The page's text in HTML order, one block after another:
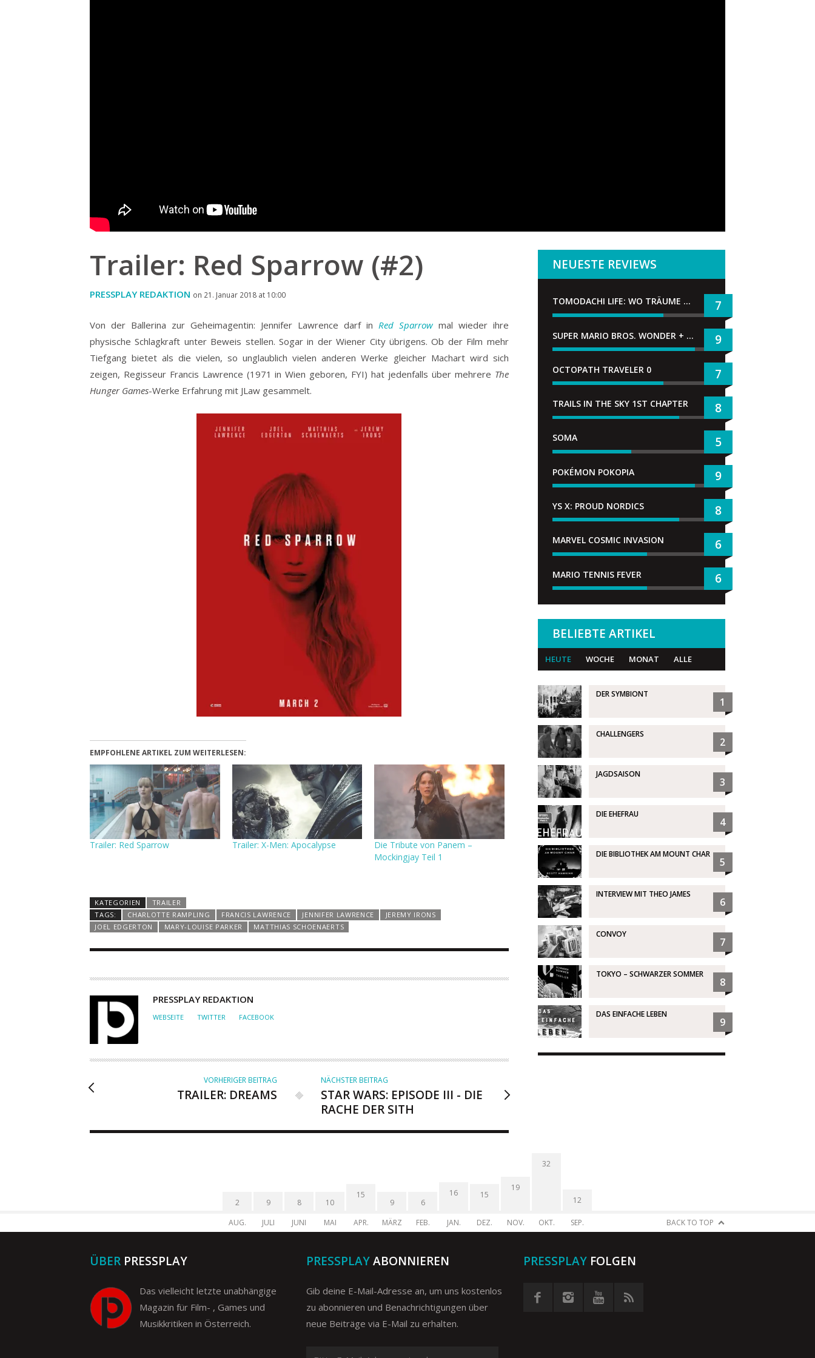
Trailer: Red Sparrow (#2)
PRESSPLAY REDAKTION on 21. Januar 2018 at 10:00
Von der Ballerina zur Geheimagentin: Jennifer Lawrence darf in Red Sparrowmal wieder ihre
physische Schlagkraft unter Beweis stellen. Sogar in der Wiener City übrigens.Ob der Film mehr
Tiefgang bietet als die vielen, so unglaublich vielen anderen Werke gleicher Machart wird sich
zeigen, Regisseur Francis Lawrence (1971 in Wien geboren, FYI) hat jedenfalls über mehrere The
Hunger Games-Werke Erfahrung mit JLaw gesammelt.
EMPFOHLENE ARTIKEL ZUM WEITERLESEN:
Trailer: Red Sparrow Trailer: X-Men: Apocalypse
Die Tribute von Panem –
Mockingjay Teil 1
KATEGORIEN
TRAILER
TAGS:
CHARLOTTE RAMPLING FRANCIS LAWRENCE JENNIFER LAWRENCE
JEREMY IRONS
JOEL EDGERTON
MARY-LOUISE PARKER MATTHIAS SCHOENAERTS
A
U
R
PRESSPLAY REDAKTION
WEBSEITE TWITTER FACEBOOK
VORHERIGER BEITRAG
TRAILER: DREAMS
NÄCHSTER BEITRAG
STAR WARS: EPISODE III - DIE
RACHE DER SITH
NEUESTE REVIEWS
TOMODACHI LIFE: WO TRÄUME WAHR WERDEN 7
SUPER MARIO BROS. WONDER + GEMEINSAM IM BELLABEL-PARK 9
OCTOPATH TRAVELER 0 7
TRAILS IN THE SKY 1ST CHAPTER 8
SOMA 5
POKÉMON POKOPIA 9
YS X: PROUD NORDICS 8
MARVEL COSMIC INVASION 6
MARIO TENNIS FEVER 6
BELIEBTE ARTIKEL
HEUTE WOCHE MONAT ALLE
DER SYMBIONT
1
CHALLENGERS
2
JAGDSAISON
3
DIE EHEFRAU
4
DIE BIBLIOTHEK AM MOUNT CHAR
5
INTERVIEW MIT THEO JAMES
6
CONVOY
7
TOKYO – SCHWARZER SOMMER
8
DAS EINFACHE LEBEN
9
2
AUG.
9
JULI
8
JUNI
10
MAI
15
APR.
9
MÄRZ
6
FEB.
16
JAN.
15
DEZ.
19
NOV.
32
OKT.
12
SEP. BACK TO TOP
ÜBER PRESSPLAY
Das vielleicht letzte unabhängige
Magazin für Film- , Games und
Musikkritiken in Österreich.
PRESSPLAYABONNIEREN
Gib deine E-Mail-Adresse an, um uns kostenlos
zu abonnieren und Benachrichtigungen über
neue Beiträge via E-Mail zu erhalten.
PRESSPLAYFOLGEN